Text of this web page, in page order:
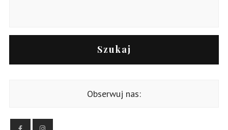
Szukaj
Obserwuj nas: